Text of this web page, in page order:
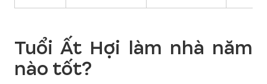
Tuổi Ất Hợi làm nhà năm
nào tốt?